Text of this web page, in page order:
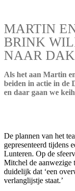
MARTIN
BRINK
NAAR
Als het aan Martin
beiden in actie in de
en daar gaan we
De plannen van het
gepresenteerd tijdens
Lunteren. Op de
Mitchel de aanwezige
duidelijk dat ‘een
verlanglijstje staat.’